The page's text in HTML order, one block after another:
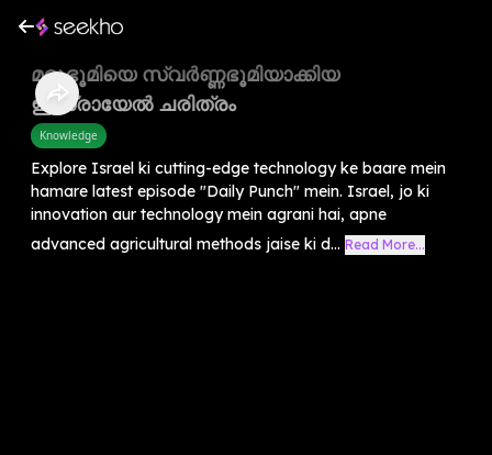
മരുഭൂമിയെ സ്വർണ്ണഭൂമിയാക്കിയ
ഇസ്രായേൽ ചരിത്രം
Knowledge
Explore Israel ki cutting-edge technology ke baare mein
hamare latest episode "Daily Punch" mein. Israel, jo ki
innovation aur technology mein agrani hai, apne
advanced agricultural methods jaise ki d... Read More...